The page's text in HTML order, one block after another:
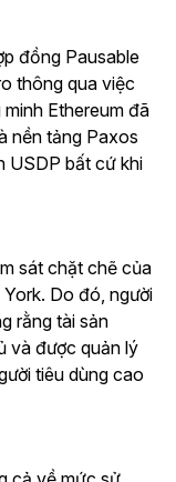
đồng Pausable
thông qua việc
Ethereum đã
nền tảng Paxos
USDP bất cứ khi
sát chặt chẽ của
Do đó, người
rằng tài sản
và được quản lý
tiêu dùng cao